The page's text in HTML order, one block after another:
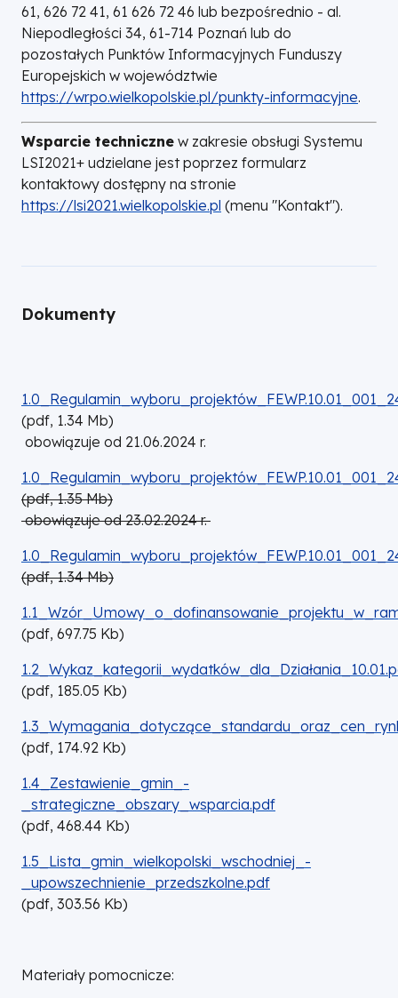
61, 626 72 41, 61 626 72 46 lub bezpośrednio - al.
Niepodległości 34, 61-714 Poznań lub do
pozostałych Punktów Informacyjnych Funduszy
Europejskich w województwie
https://wrpo.wielkopolskie.pl/punkty-informacyjne.
Wsparcie techniczne w zakresie obsługi Systemu
LSI2021+ udzielane jest poprzez formularz
kontaktowy dostępny na stronie
https://lsi2021.wielkopolskie.pl (menu "Kontakt").
Dokumenty
DOKUMENT
(pdf, 1.34 Mb)
obowiązuje od 21.06.2024 r.
DOKUMENT
(pdf, 1.35 Mb)
obowiązuje od 23.02.2024 r.
DOKUMENT
(pdf, 1.34 Mb)
DOKUMENT
(pdf, 697.75 Kb)
DOKUMENT
(pdf, 185.05 Kb)
DOKUMENT
(pdf, 174.92 Kb)
DOKUMENT
1.4_Zestawienie_gmin_-
_strategiczne_obszary_wsparcia.pdf
(pdf, 468.44 Kb)
DOKUMENT
1.5_Lista_gmin_wielkopolski_wschodniej_-
_upowszechnienie_przedszkolne.pdf
(pdf, 303.56 Kb)
Materiały pomocnicze: